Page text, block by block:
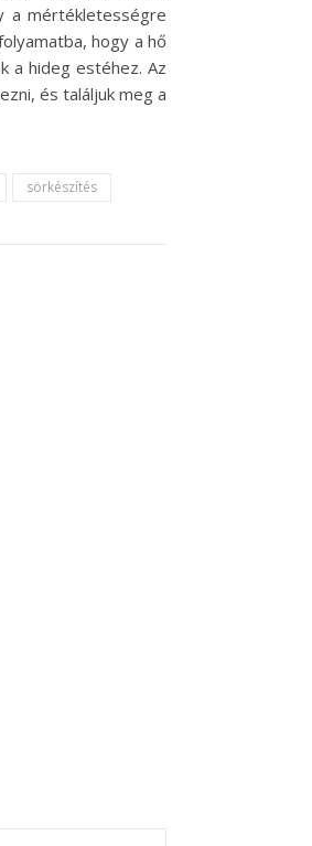
a mértékletességre
hogy a hő
a hideg estéhez. Az
és találjuk meg a
sörkészítés